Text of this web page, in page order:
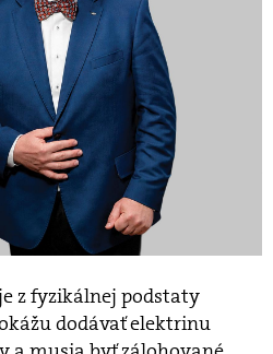
z fyzikálnej podstaty
dodávať elektrinu